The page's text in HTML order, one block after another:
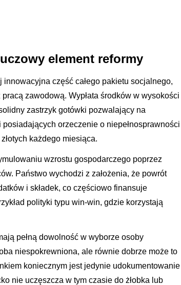
element reformy
część całego pakietu socjalnego,
zawodową. Wypłata środków w wysokości
zastrzyk gotówki pozwalający na
orzeczenie o niepełnosprawności
każdego miesiąca.
wzrostu gospodarczego poprzez
Państwo wychodzi z założenia, że powrót
i składek, co częściowo finansuje
polityki typu win-win, gdzie korzystają
pełną dowolność w wyborze osoby
niespokrewniona, ale równie dobrze może to
koniecznym jest jedynie udokumentowanie
nie uczęszcza w tym czasie do żłobka lub